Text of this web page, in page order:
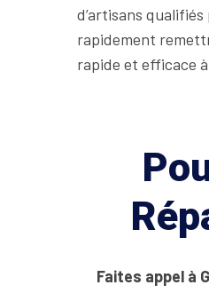
d’artisans
rapidement
rapide et efficace
Faites appel à